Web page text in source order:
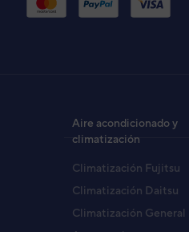
Aire acondicionado y
climatización
Climatización Fujitsu
Climatización Daitsu
Climatización General